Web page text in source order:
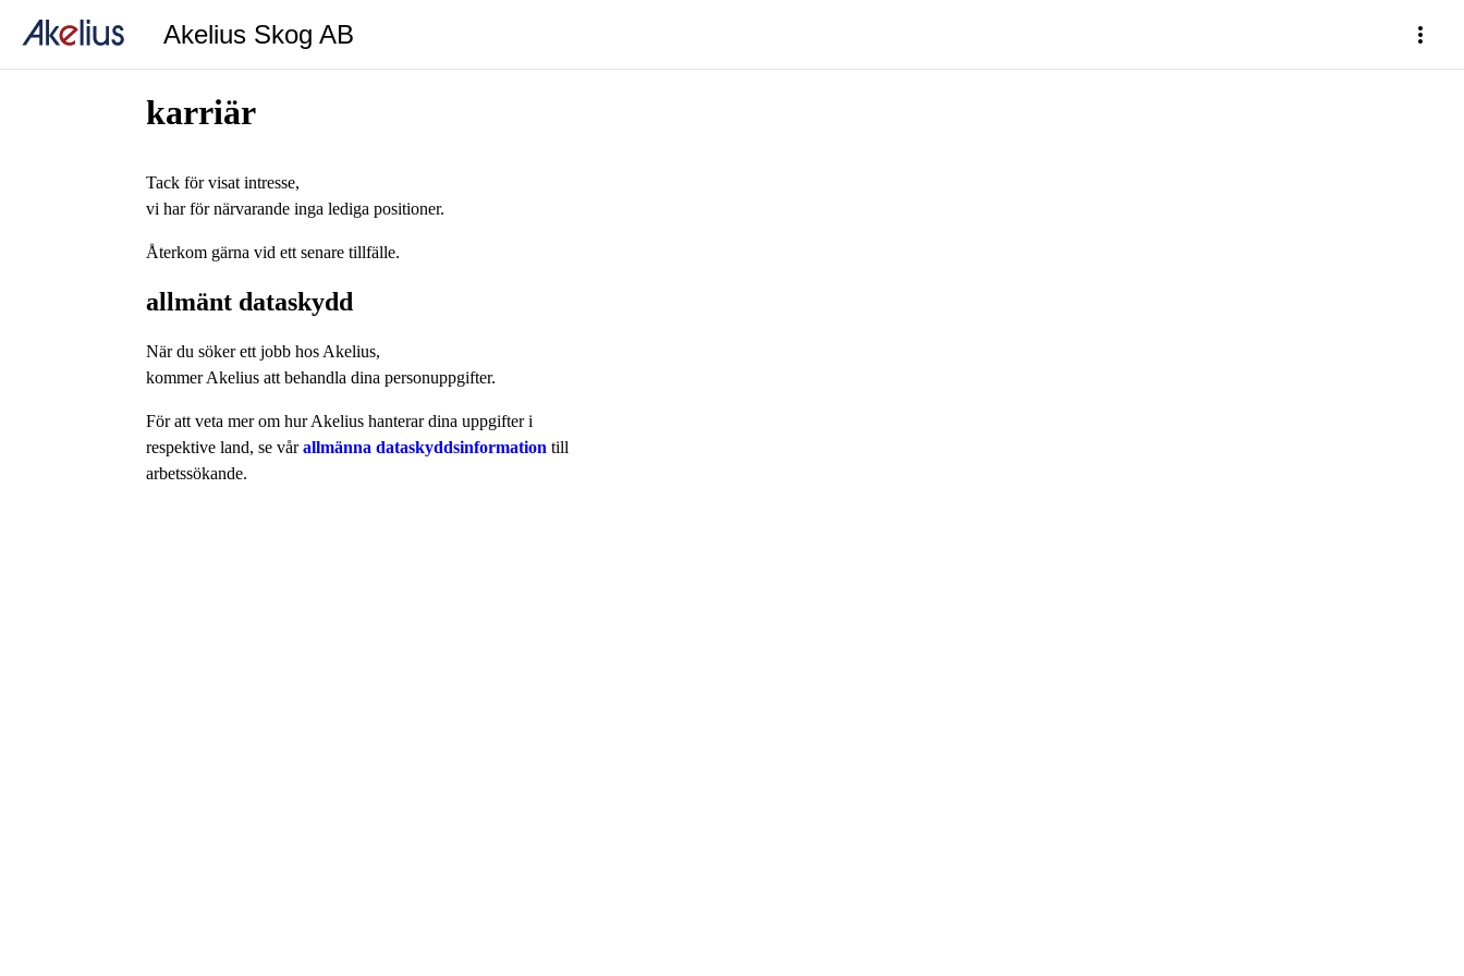
Akelius Skog AB more_vert
karriär
Tack för visat intresse,
vi har för närvarande inga lediga positioner.
Återkom gärna vid ett senare tillfälle.
allmänt dataskydd
När du söker ett jobb hos Akelius,
kommer Akelius att behandla dina personuppgifter.
För att veta mer om hur Akelius hanterar dina uppgifter i
respektive land, se vårallmänna dataskyddsinformation till
arbetssökande.